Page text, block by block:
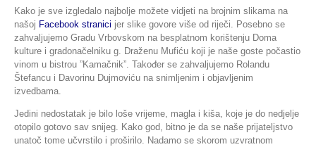
Kako je sve izgledalo najbolje možete vidjeti na brojnim slikama na
našoj Facebook stranici jer slike govore više od riječi. Posebno se
zahvaljujemo Gradu Vrbovskom na besplatnom korištenju Doma
kulture i gradonačelniku g. Draženu Mufiću koji je naše goste počastio
vinom u bistrou ”Kamačnik”. Također se zahvaljujemo Rolandu
Štefancu i Davorinu Dujmoviću na snimljenim i objavljenim
izvedbama.
Jedini nedostatak je bilo loše vrijeme, magla i kiša, koje je do nedjelje
otopilo gotovo sav snijeg. Kako god, bitno je da se naše prijateljstvo
unatoč tome učvrstilo i proširilo. Nadamo se skorom uzvratnom